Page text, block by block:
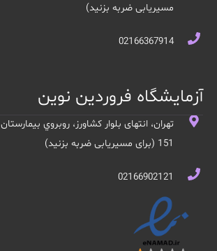
مسیریابی ضربه بزنید)
02166367914
آزمایشگاه فروردین نوین
تهران، انتهای بلوار کشاورز، روبروي
151 (برای مسیریابی ضربه بزنید)
02166902121